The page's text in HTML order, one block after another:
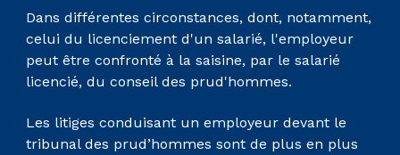
Dans différentes circonstances, dont, notamment,
celui du licenciement d'un salarié, l'employeur
peut être confronté à la saisine, par le salarié
licencié, du conseil des prud'hommes.
Les litiges conduisant un employeur devant le
tribunal des prud’hommes sont de plus en plus